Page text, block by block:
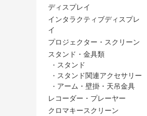
ディスプレイ
インタラクティブディスプレ
イ
プロジェクター・スクリーン
スタンド・金具類
・ スタンド
・ スタンド関連アクセサリー
・ アーム・壁掛・天吊金具
レコーダー・プレーヤー
クロマキースクリーン